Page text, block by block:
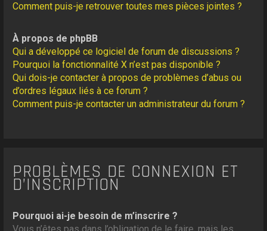
Comment puis-je retrouver toutes mes pièces jointes ?
À propos de phpBB
Qui a développé ce logiciel de forum de discussions ?
Pourquoi la fonctionnalité X n’est pas disponible ?
Qui dois-je contacter à propos de problèmes d’abus ou
d’ordres légaux liés à ce forum ?
Comment puis-je contacter un administrateur du forum ?
PROBLÈMES DE CONNEXION ET
D’INSCRIPTION
Pourquoi ai-je besoin de m’inscrire ?